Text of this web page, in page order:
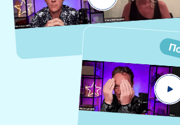
Психологическая
помощь может быть
быстрой
и эффективной